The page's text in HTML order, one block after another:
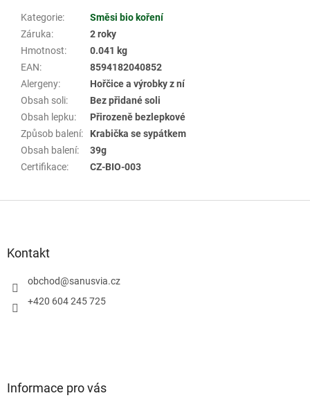
Kategorie:
Směsi bio koření
Záruka:
2 roky
Hmotnost:
0.041 kg
EAN:
8594182040852
Alergeny:
Hořčice a výrobky z ní
Obsah soli:
Bez přidané soli
Obsah lepku:
Přirozeně bezlepkové
Způsob balení:
Krabička se sypátkem
Obsah balení:
39g
Certifikace: CZ-BIO-003
Kontakt
obchod@sanusvia.cz
+420 604 245 725
Informace pro vás